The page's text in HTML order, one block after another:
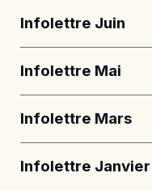
Infolettre Juin
Infolettre Mai
Infolettre Mars
Infolettre Janvier